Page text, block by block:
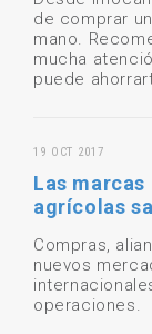
de comprar
mano.
mucha
puede
19 OCT 2017
Las
agrícolas
Compras,
nuevos
operaciones.